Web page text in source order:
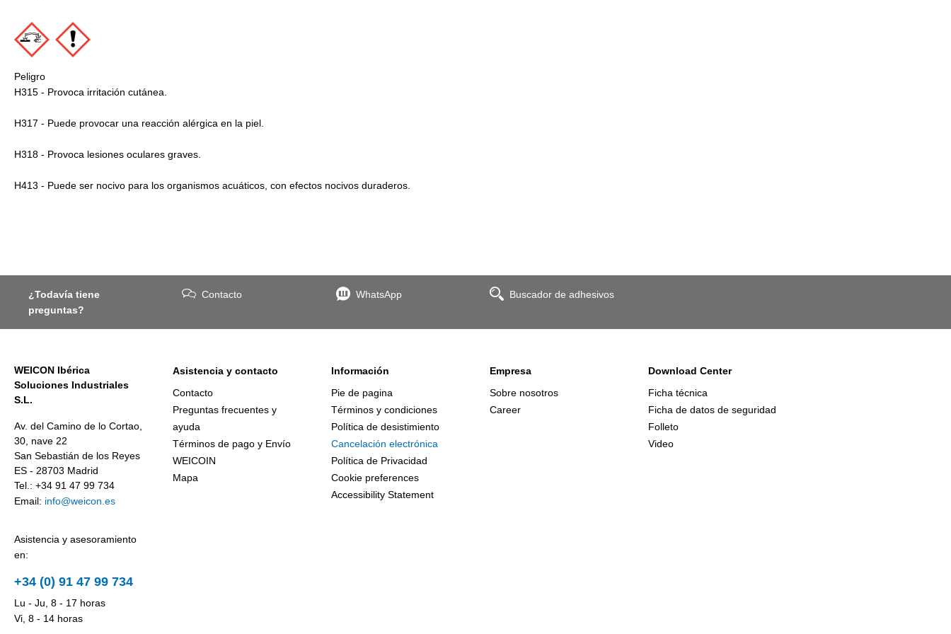
Peligro
H315 - Provoca irritación cutánea.
H317 - Puede provocar una reacción alérgica en la piel.
H318 - Provoca lesiones oculares graves.
H413 - Puede ser nocivo para los organismos acuáticos, con efectos nocivos duraderos.
¿Todavía tiene
preguntas?
Contacto WhatsApp Buscador de adhesivos
WEICON Ibérica
Soluciones Industriales
S.L.
Av. del Camino de lo Cortao,
30, nave 22
San Sebastián de los Reyes
ES - 28703 Madrid
Tel.: +34 91 47 99 734
Email: info@weicon.es
Asistencia y asesoramiento
en:
+34 (0) 91 47 99 734
Lu - Ju, 8 - 17 horas
Vi, 8 - 14 horas
Asistencia y contacto
Contacto
Preguntas frecuentes y
ayuda
Términos de pago y Envío
WEICOIN
Mapa
Información
Pie de pagina
Términos y condiciones
Política de desistimiento
Cancelación electrónica
Política de Privacidad
Cookie preferences
Accessibility Statement
Empresa
Sobre nosotros
Career
Download Center
Ficha técnica
Ficha de datos de seguridad
Folleto
Video